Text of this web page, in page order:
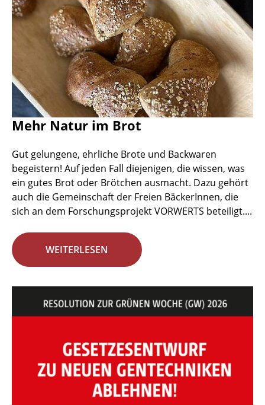
Mehr Natur im Brot
Gut gelungene, ehrliche Brote und Backwaren
begeistern! Auf jeden Fall diejenigen, die wissen, was
ein gutes Brot oder Brötchen ausmacht. Dazu gehört
auch die Gemeinschaft der Freien BäckerInnen, die
sich an dem Forschungsprojekt VORWERTS beteiligt....
WEITERLESEN